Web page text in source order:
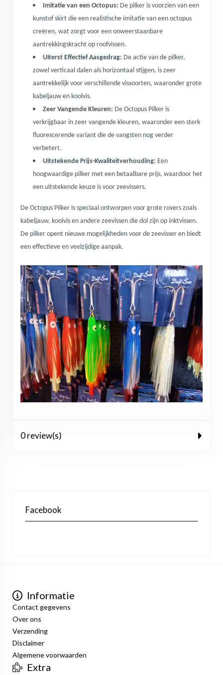
Imitatie van een Octopus: De pilker is voorzien van een
kunstof skirt die een realistische imitatie van een octopus
creëren, wat zorgt voor een onweerstaanbare
aantrekkingskracht op roofvissen.
Uiterst Effectief Aasgedrag: De actie van de pilker,
zowel verticaal dalen als horizontaal stijgen, is zeer
aantrekkelijk voor verschillende vissoorten, waaronder grote
kabeljauw en koolvis.
Zeer Vangende Kleuren: De Octopus Pilker is
verkrijgbaar in zeer vangende kleuren, waaronder een sterk
fluorescerende variant die de vangsten nog verder
verbetert.
Uitstekende Prijs-Kwaliteitverhouding: Een
hoogwaardige pilker met een betaalbare prijs, waardoor het
een uitstekende keuze is voor zeevissers.
De Octopus Pilker is speciaal ontworpen voor grote rovers zoals
kabeljauw, koolvis en andere zeevissen die dol zijn op inktvissen.
De pilker opent nieuwe mogelijkheden voor de zeevisser en biedt
een effectieve en veelzijdige aanpak.
0 review(s)
Facebook
Informatie
Contact gegevens
Over ons
Verzending
Disclaimer
Algemene voorwaarden
Extra